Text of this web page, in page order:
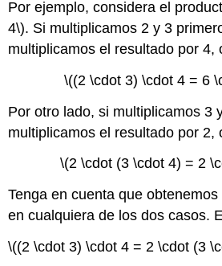
Por ejemplo, considera el
4\). Si multiplicamos 2 y 3
multiplicamos el resultado por 4,
\((2 \cdot 3) \cdot 4 = 6
Por otro lado, si multiplicamos 3
multiplicamos el resultado por 2,
\(2 \cdot (3 \cdot 4) = 2
Tenga en cuenta que
en cualquiera de los dos casos.
\((2 \cdot 3) \cdot 4 = 2 \cdot (3